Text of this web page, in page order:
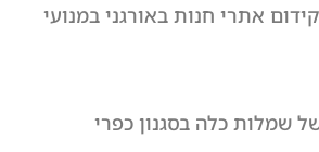
אתרי חנות באורגני במנועי
שמלות כלה בסגנון כפרי